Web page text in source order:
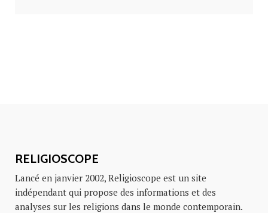
RELIGIOSCOPE
Lancé en janvier 2002, Religioscope est un site
indépendant qui propose des informations et des
analyses sur les religions dans le monde contemporain.